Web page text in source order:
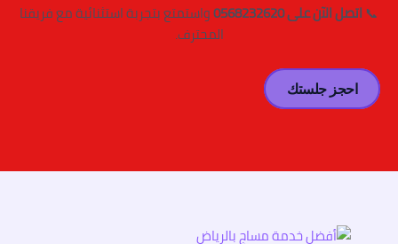
📞اتصل الآن على 0568232620
واستمتع بتجربة استثنائية مع فريقنا
المحترف.
احجز جلستك